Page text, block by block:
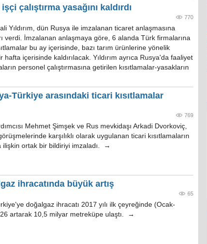
çalıştırma yasağını kaldırdı
770
Yıldırım, dün Rusya ile imzalanan ticaret anlaşmasına
verdi. İmzalanan anlaşmaya göre, 6 alanda Türk firmalarına
bu ay içerisinde, bazı tarım ürünlerine yönelik
hafta içerisinde kaldırılacak. Yıldırım ayrıca Rusya'da faaliyet
personel çalıştırmasına getirilen kısıtlamalar-yasakların
Türkiye arasındaki ticari kısıtlamalar
769
Mehmet Şimşek ve Rus mevkidaşı Arkadi Dvorkoviç,
karşılıklı olarak uygulanan ticari kısıtlamaların
ilişkin ortak bir bildiriyi imzaladı. →
ihracatında büyük artış
65
doğalgaz ihracatı 2017 yılı ilk çeyreğinde (Ocak-
artarak 10,5 milyar metreküpe ulaştı. →